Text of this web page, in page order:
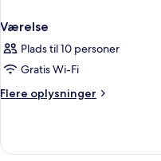
Værelse
Plads til 10 personer
Gratis Wi-Fi
Flere oplysninger
Flere